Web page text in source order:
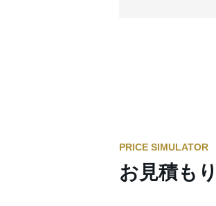
PRICE SIMULATOR
お見積も